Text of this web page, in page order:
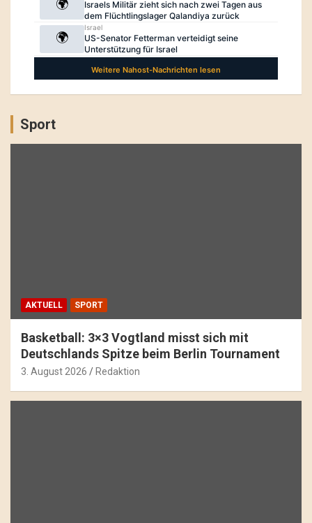
Sport
AKTUELL SPORT
Basketball: 3×3 Vogtland misst sich mit
Deutschlands Spitze beim Berlin Tournament
3. August 2026 Redaktion